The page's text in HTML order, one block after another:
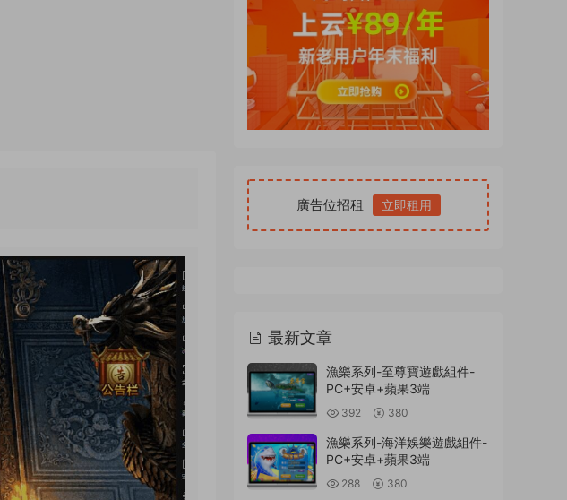
廣告位招租 立即租用
最新文章
漁樂系列-至尊寶遊戲組件-
PC+安卓+蘋果3端
392 380
漁樂系列-海洋娛樂遊戲組件-
PC+安卓+蘋果3端
288 380